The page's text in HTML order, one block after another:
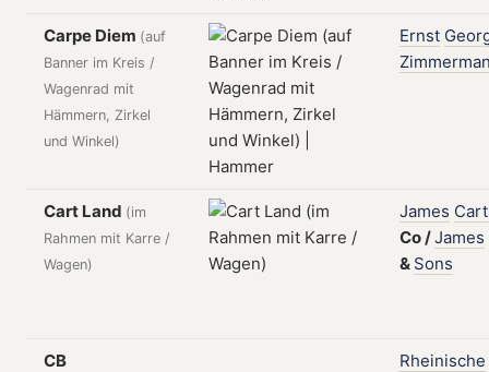
Carpe Diem (auf
Banner im Kreis /
Wagenrad mit
Hämmern, Zirkel
und Winkel)
Ernst
Cart Land (im
Rahmen mit Karre /
Wagen)
James
Co/James
& Sons
CB
Rheinische